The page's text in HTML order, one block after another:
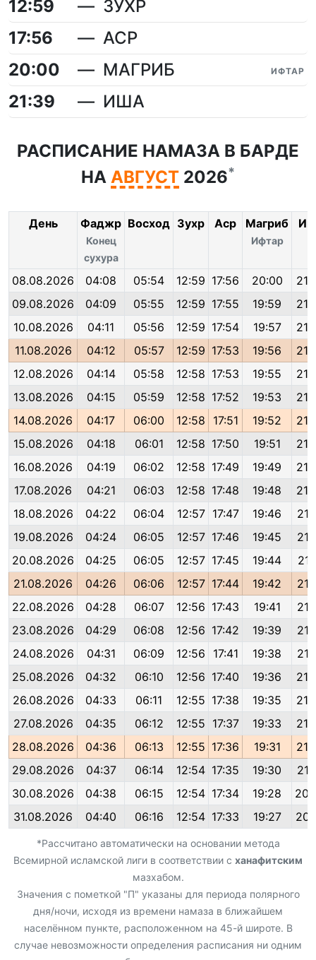
12:59
ЗУХР
17:56
АСР
20:00
МАГРИБ ИФТАР
21:39 ИША
РАСПИСАНИЕ НАМАЗА В БАРДЕ
НА АВГУСТ 2026*
День Фаджр
Конец
сухура
Восход Зухр Аср Магриб
Ифтар
08.08.2026 04:08 05:54 12:59 17:56 20:00
09.08.2026
04:09 05:55 12:59 17:55 19:59
10.08.2026
04:11 05:56 12:59 17:54 19:57
11.08.2026
04:12 05:57 12:59 17:53 19:56
12.08.2026
04:14 05:58 12:58 17:53 19:55
13.08.2026
04:15 05:59 12:58 17:52 19:53
14.08.2026
04:17 06:00 12:58 17:51 19:52
15.08.2026
04:18 06:01 12:58 17:50 19:51
16.08.2026
04:19 06:02 12:58 17:49 19:49
17.08.2026
04:21 06:03 12:58 17:48 19:48
18.08.2026
04:22 06:04 12:57 17:47 19:46
19.08.2026
04:24 06:05 12:57 17:46 19:45
20.08.2026
04:25 06:05 12:57 17:45 19:44
21.08.2026
04:26 06:06 12:57 17:44 19:42
22.08.2026
04:28 06:07 12:56 17:43 19:41
23.08.2026
04:29 06:08 12:56 17:42 19:39
24.08.2026
04:31 06:09 12:56 17:41 19:38
25.08.2026
04:32 06:10 12:56 17:40 19:36
26.08.2026
04:33 06:11 12:55 17:38 19:35
27.08.2026
04:35 06:12 12:55 17:37 19:33
28.08.2026
04:36 06:13 12:55 17:36 19:31
29.08.2026
04:37 06:14 12:54 17:35 19:30
30.08.2026
04:38 06:15 12:54 17:34 19:28
31.08.2026
04:40 06:16 12:54 17:33 19:27
*Рассчитано автоматически на основании метода
Всемирной исламской лиги в соответствии с ханафитским
мазхабом.
Значения с пометкой "П" указаны для периода полярного
дня/ночи, исходя из времени намаза в ближайшем
населённом пункте, расположенном на 45-й широте. В
случае невозможности определения расписания ни одним